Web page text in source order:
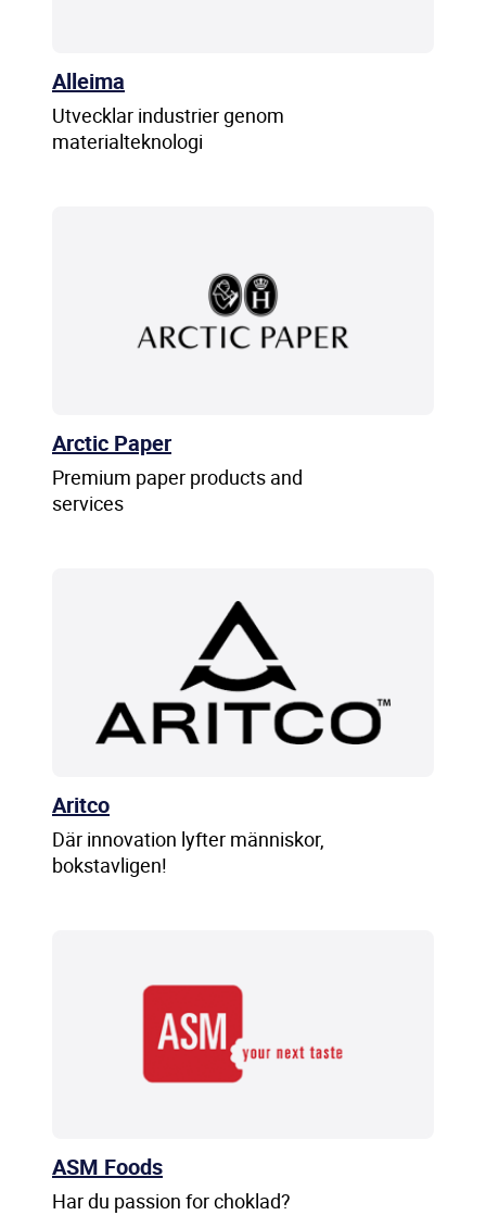
Alleima
Utvecklar industrier genom
materialteknologi
Arctic Paper
Premium paper products and
services
Aritco
Där innovation lyfter människor,
bokstavligen!
ASM Foods
Har du passion for choklad?